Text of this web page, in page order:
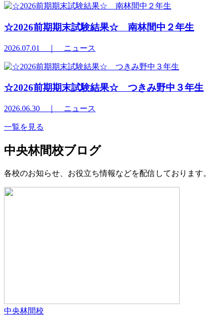
☆2026前期期末試験結果☆ 南林間中２年生
2026.07.01 ｜ ニュース
☆2026前期期末試験結果☆ つきみ野中３年生
2026.06.30 ｜ ニュース
一覧を見る
中央林間校ブログ
各校のお知らせ、お役立ち情報などを配信しております。
中央林間校